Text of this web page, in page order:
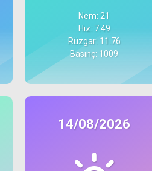
Nem: 21
Hız: 7.49
Rüzgar: 11.76
Basınç: 1009
14/08/2026